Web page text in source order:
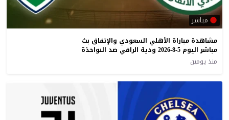
مباشر
مشاهدة مباراة الأهلي السعودي والإتفاق بث
مباشر اليوم 5-8-2026 ودية الراقي ضد النواخذة
منذ يومين